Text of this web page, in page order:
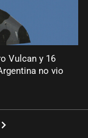
Vulcan y 16
no vio